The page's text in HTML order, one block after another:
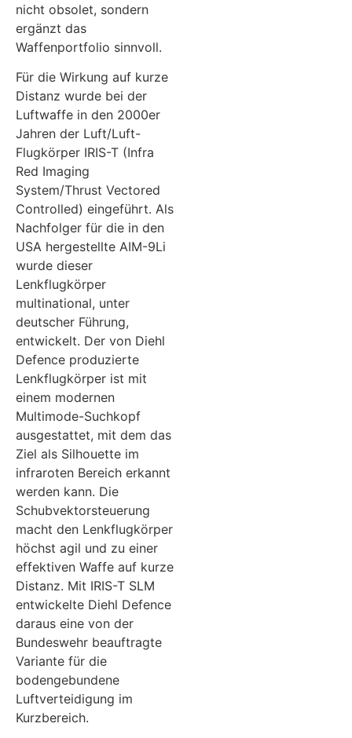
nicht obsolet, sondern
ergänzt das
Waffenportfolio sinnvoll.
Für die Wirkung auf kurze
Distanz wurde bei der
Luftwaffe in den 2000er
Jahren der Luft/Luft-
Flugkörper IRIS-T (Infra
Red Imaging
System/Thrust Vectored
Controlled) eingeführt. Als
Nachfolger für die in den
USA hergestellte AIM-9Li
wurde dieser
Lenkflugkörper
multinational, unter
deutscher Führung,
entwickelt. Der von Diehl
Defence produzierte
Lenkflugkörper ist mit
einem modernen
Multimode-Suchkopf
ausgestattet, mit dem das
Ziel als Silhouette im
infraroten Bereich erkannt
werden kann. Die
Schubvektorsteuerung
macht den Lenkflugkörper
höchst agil und zu einer
effektiven Waffe auf kurze
Distanz. Mit IRIS-T SLM
entwickelte Diehl Defence
daraus eine von der
Bundeswehr beauftragte
Variante für die
bodengebundene
Luftverteidigung im
Kurzbereich.